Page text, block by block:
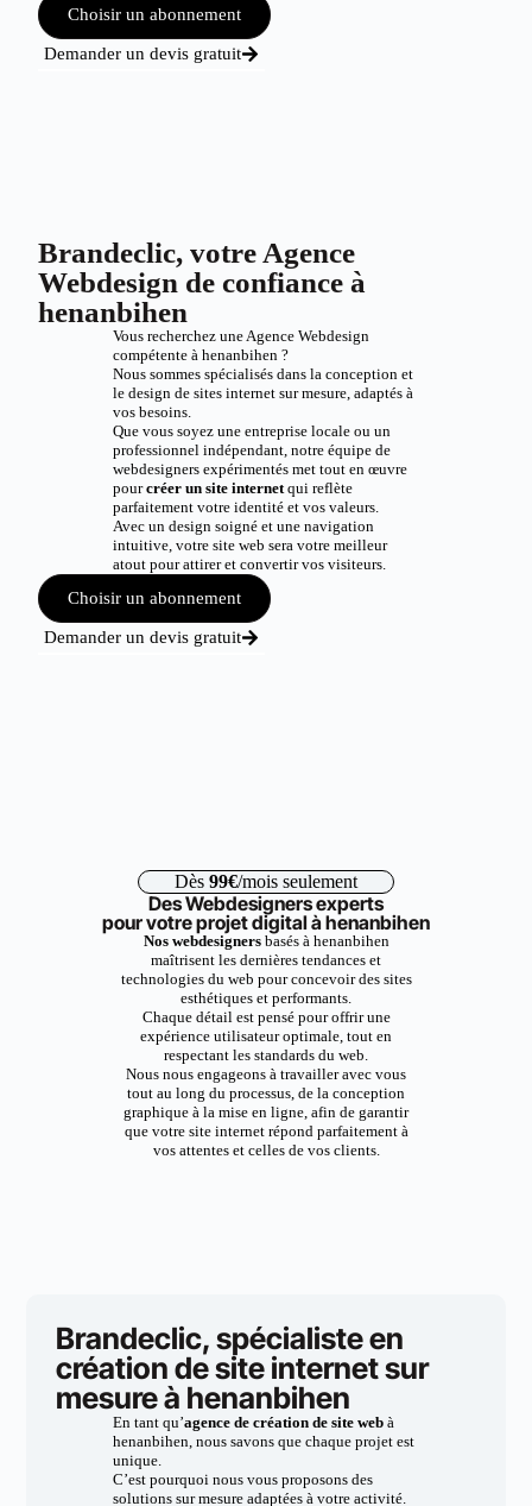
Choisir un abonnement
Demander un devis gratuit
Brandeclic, votre Agence
Webdesign de confiance à
henanbihen
Vous recherchez une Agence Webdesign
compétente à henanbihen ?
Nous sommes spécialisés dans la conception et
le design de sites internet sur mesure, adaptés à
vos besoins.
Que vous soyez une entreprise locale ou un
professionnel indépendant, notre équipe de
webdesigners expérimentés met tout en œuvre
pourcréer un site internetqui reflète
parfaitement votre identité et vos valeurs.
Avec un design soigné et une navigation
intuitive, votre site web sera votre meilleur
atout pour attirer et convertir vos visiteurs.
Choisir un abonnement
Demander un devis gratuit
Dès 99€/mois seulement
Des Webdesigners experts
pour votre projet digital à henanbihen
Nos webdesignersbasés à henanbihen
maîtrisent les dernières tendances et
technologies du web pour concevoir des sites
esthétiques et performants.
Chaque détail est pensé pour offrir une
expérience utilisateur optimale, tout en
respectant les standards du web.
Nous nous engageons à travailler avec vous
tout au long du processus, de la conception
graphique à la mise en ligne, afin de garantir
que votre site internet répond parfaitement à
vos attentes et celles de vos clients.
Brandeclic, spécialiste en
création de site internet sur
mesure à henanbihen
En tant qu’agence de création de site webà
henanbihen, nous savons que chaque projet est
unique.
C’est pourquoi nous vous proposons des
solutions sur mesure adaptées à votre activité.